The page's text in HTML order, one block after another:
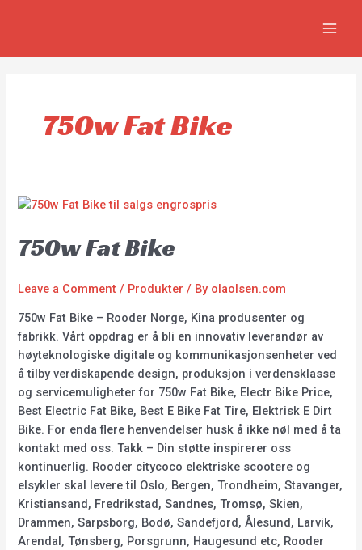
750w Fat Bike
750w Fat Bike
Leave a Comment / Produkter / By olaolsen.com
750w Fat Bike – Rooder Norge, Kina produsenter og
fabrikk. Vårt oppdrag er å bli en innovativ leverandør av
høyteknologiske digitale og kommunikasjonsenheter ved
å tilby verdiskapende design, produksjon i verdensklasse
og servicemuligheter for 750w Fat Bike, Electr Bike Price,
Best Electric Fat Bike, Best E Bike Fat Tire, Elektrisk E Dirt
Bike. For enda flere henvendelser husk å ikke nøl med å ta
kontakt med oss. Takk – Din støtte inspirerer oss
kontinuerlig. Rooder citycoco elektriske scootere og
elsykler skal levere til Oslo, Bergen, Trondheim, Stavanger,
Kristiansand, Fredrikstad, Sandnes, Tromsø, Skien,
Drammen, Sarpsborg, Bodø, Sandefjord, Ålesund, Larvik,
Arendal, Tønsberg, Porsgrunn, Haugesund etc, Rooder